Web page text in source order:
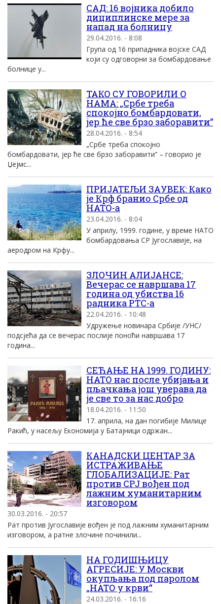
СAД: 16 воjника добило
дициплинске мере за
напад на болницу
29.04.2016. - 8:08
Група од 16 припадника воjске СAД
коjи су одговорни за бомбардовање
болнице у...
ТАКО СУ ГОВОРИЛИ О
НАМА: „Србе треба
спокојно бомбардовати,
јер ће све брзо заборавити”
28.04.2016. - 8:54
„Србе треба спокојно
бомбардовати, јер ће све брзо заборавити” – говорио је
Џејмс...
ПРИЈАТЕЉИ ЗАУВЕК: Како
је Крф бранио Србе од
НАТО-а
23.04.2016. - 8:04
У априлу, 1999. године, у време НАТО
бомбардовања СР Југославије, на
аеродром на Крфу...
ЗЛОЧИН АЛИЈАНСЕ:
Вечерас се навршава 17
година од убиства 16
радника РТС-а
22.04.2016. - 10:48
Удружење новинара Србије /УНС/
подсјећа да се вечерас послије поноћи навршава 17
година...
СЕЋАЊЕ НА 1999. ГОДИНУ:
НАТО нас после убијања и
пљачкања још уверава да
је све то за нас добро
18.04.2016. - 11:50
17. априла, на дан погибије Милице
Ракић, у насељу Економија у Батајници одржан...
КАНАДСКИ ЦЕНТАР ЗА
ИСТРАЖИВАЊЕ
ГЛОБАЛИЗАЦИЈЕ: Рат
против СРЈ вођен под
лажним хуманитарним
изговором
30.03.2016. - 20:57
Рат против Југославије вођен је под лажним хуманитарним
изговором, а ратне злочине починили...
НА ГОДИШЊИЦУ
АГРЕСИЈЕ: У Москви
окупљања под паролом
„НАТО у крви“
24.03.2016. - 16:16